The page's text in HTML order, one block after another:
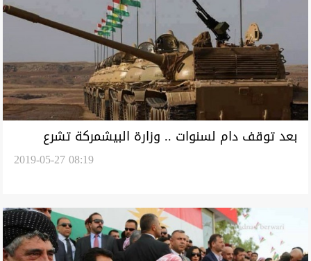
بعد توقف دام لسنوات .. وزارة البيشمركة تشرع
2019-05-27 08:19